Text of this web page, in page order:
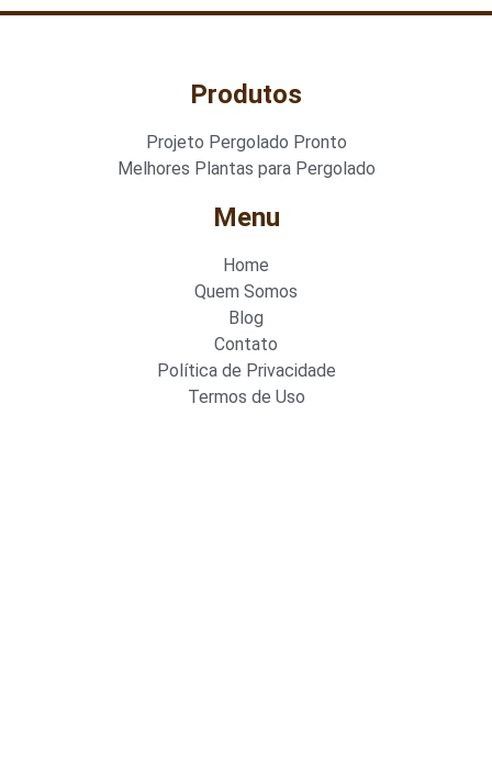
Produtos
Projeto Pergolado Pronto
Melhores Plantas para Pergolado
Menu
Home
Quem Somos
Blog
Contato
Política de Privacidade
Termos de Uso